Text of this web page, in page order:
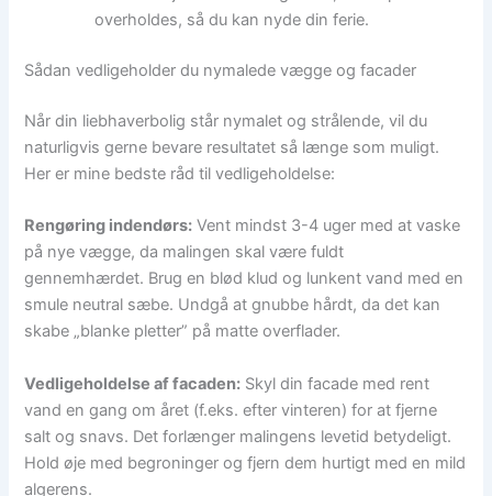
overholdes, så du kan nyde din ferie.
Sådan vedligeholder du nymalede vægge og facader
Når din liebhaverbolig står nymalet og strålende, vil du
naturligvis gerne bevare resultatet så længe som muligt.
Her er mine bedste råd til vedligeholdelse:
Rengøring indendørs: Vent mindst 3-4 uger med at vaske
på nye vægge, da malingen skal være fuldt
gennemhærdet. Brug en blød klud og lunkent vand med en
smule neutral sæbe. Undgå at gnubbe hårdt, da det kan
skabe „blanke pletter” på matte overflader.
Vedligeholdelse af facaden: Skyl din facade med rent
vand en gang om året (f.eks. efter vinteren) for at fjerne
salt og snavs. Det forlænger malingens levetid betydeligt.
Hold øje med begroninger og fjern dem hurtigt med en mild
algerens.